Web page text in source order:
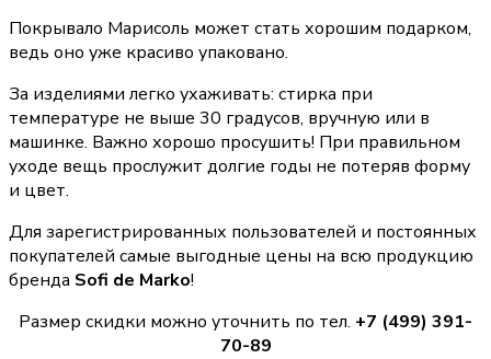
Покрывало Марисоль может стать хорошим подарком,
ведь оно уже красиво упаковано.
За изделиями легко ухаживать: стирка при
температуре не выше 30 градусов, вручную или в
машинке. Важно хорошо просушить! При правильном
уходе вещь прослужит долгие годы не потеряв форму
и цвет.
Для зарегистрированных пользователей и постоянных
покупателей самые выгодные цены на всю продукцию
бренда Sofi de Marko!
Размер скидки можно уточнить по тел. +7 (499) 391-
70-89